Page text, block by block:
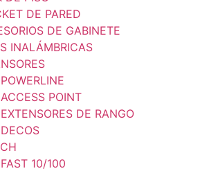
DE PARED
DE GABINETE
INALÁMBRICAS
POWERLINE
ACCESS POINT
EXTENSORES DE RANGO
DECOS
FAST 10/100